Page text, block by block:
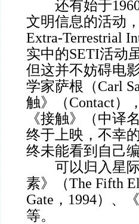
还有始于1960
文明信息的活动
Extra-Terrestrial
实中的SETI活动
但这并不妨碍电
学家萨根（Carl
触》（Contact）
《接触》（中译
终于上映，不幸
终未能看到自己
可以归入星际
素》（The Fifth
Gate，1994）、
等。